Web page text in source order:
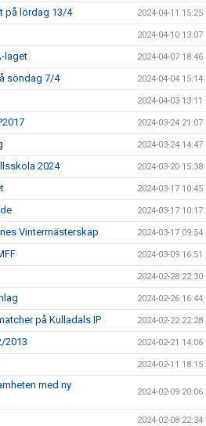
på lördag 13/4 2024-04-11 15:25
2024-04-10 13:07
laget 2024-04-07 18:46
söndag 7/4 2024-04-04 15:14
2024-04-03 13:11
2024-03-24 21:07
2024-03-24 14:47
2024 2024-03-20 15:38
2024-03-17 10:45
2024-03-17 10:17
Vintermästerskap 2024-03-17 09:54
2024-03-09 16:51
2024-02-28 22:30
2024-02-26 16:44
på Kulladals IP 2024-02-22 22:28
2013 2024-02-21 14:06
2024-02-11 18:15
med ny
2024-02-09 20:06
2024-02-08 22:34